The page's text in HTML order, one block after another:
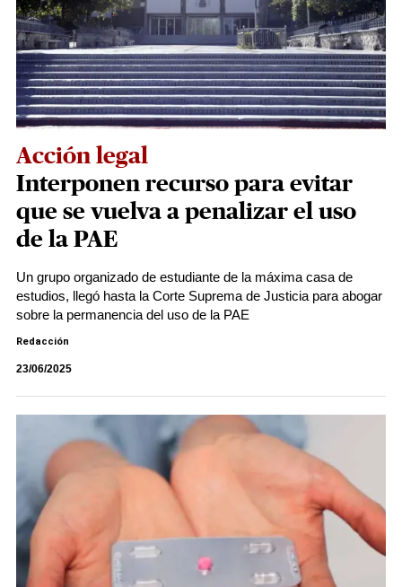
Acción legal
Interponen recurso para evitar
que se vuelva a penalizar el uso
de la PAE
Un grupo organizado de estudiante de la máxima casa de
estudios, llegó hasta la Corte Suprema de Justicia para abogar
sobre la permanencia del uso de la PAE
Redacción
23/06/2025